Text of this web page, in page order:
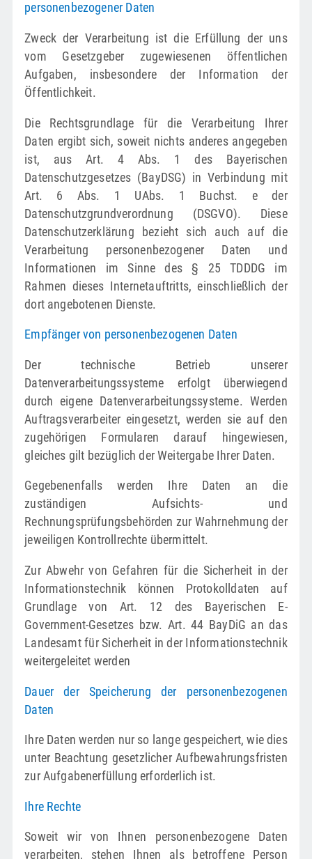
personenbezogener Daten
Zweck der Verarbeitung ist die Erfüllung der uns
vom Gesetzgeber zugewiesenen öffentlichen
Aufgaben, insbesondere der Information der
Öffentlichkeit.
Die Rechtsgrundlage für die Verarbeitung Ihrer
Daten ergibt sich, soweit nichts anderes angegeben
ist, aus Art. 4 Abs. 1 des Bayerischen
Datenschutzgesetzes (BayDSG) in Verbindung mit
Art. 6 Abs. 1 UAbs. 1 Buchst. e der
Datenschutzgrundverordnung (DSGVO). Diese
Datenschutzerklärung bezieht sich auch auf die
Verarbeitung personenbezogener Daten und
Informationen im Sinne des § 25 TDDDG im
Rahmen dieses Internetauftritts, einschließlich der
dort angebotenen Dienste.
Empfänger von personenbezogenen Daten
Der technische Betrieb unserer
Datenverarbeitungssysteme erfolgt überwiegend
durch eigene Datenverarbeitungssysteme. Werden
Auftragsverarbeiter eingesetzt, werden sie auf den
zugehörigen Formularen darauf hingewiesen,
gleiches gilt bezüglich der Weitergabe Ihrer Daten.
Gegebenenfalls werden Ihre Daten an die
zuständigen Aufsichts- und
Rechnungsprüfungsbehörden zur Wahrnehmung der
jeweiligen Kontrollrechte übermittelt.
Zur Abwehr von Gefahren für die Sicherheit in der
Informationstechnik können Protokolldaten auf
Grundlage von Art. 12 des Bayerischen E-
Government-Gesetzes bzw. Art. 44 BayDiG an das
Landesamt für Sicherheit in der Informationstechnik
weitergeleitet werden
Dauer der Speicherung der personenbezogenen
Daten
Ihre Daten werden nur so lange gespeichert, wie dies
unter Beachtung gesetzlicher Aufbewahrungsfristen
zur Aufgabenerfüllung erforderlich ist.
Ihre Rechte
Soweit wir von Ihnen personenbezogene Daten
verarbeiten, stehen Ihnen als betroffene Person